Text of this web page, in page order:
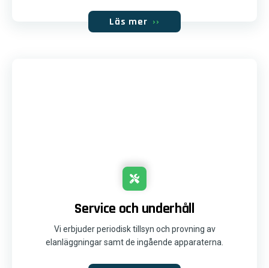
Läs mer ››
Service och underhåll
Vi erbjuder periodisk tillsyn och provning av
elanläggningar samt de ingående apparaterna.